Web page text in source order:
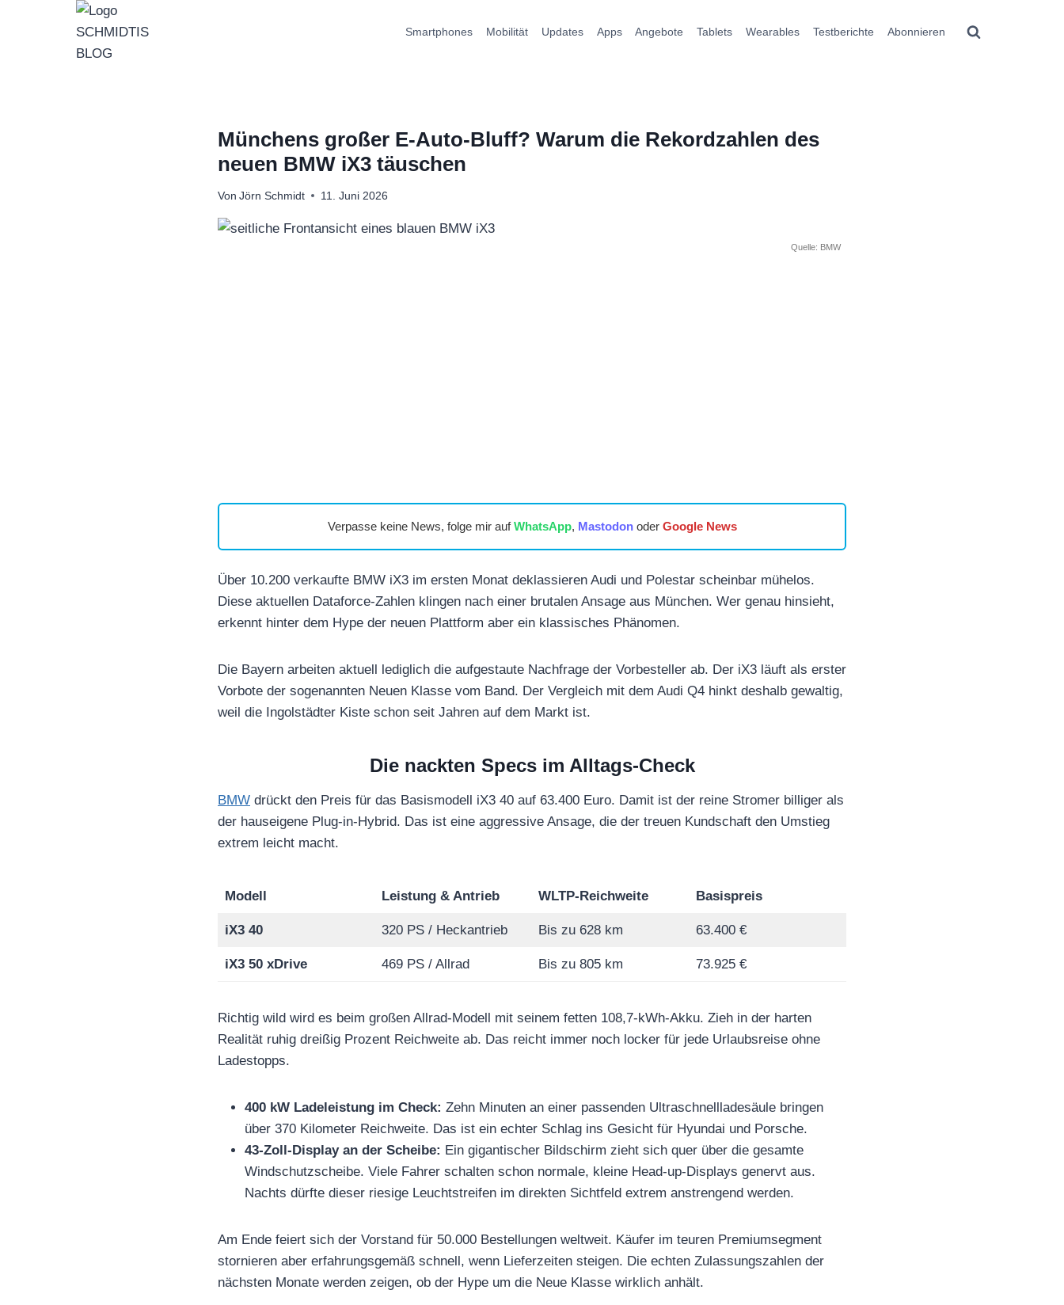
Smartphones Mobilität Updates Apps Angebote Tablets Wearables Testberichte Abonnieren
Münchens großer E-Auto-Bluff? Warum die Rekordzahlen des
neuen BMW iX3 täuschen
Von Jörn Schmidt 11. Juni 2026
Quelle: BMW
Verpasse keine News, folge mir aufWhatsApp, Mastodonoder Google News
Über 10.200 verkaufte BMW iX3 im ersten Monat deklassieren Audi und Polestar scheinbar mühelos.
Diese aktuellen Dataforce-Zahlen klingen nach einer brutalen Ansage aus München. Wer genau hinsieht,
erkennt hinter dem Hype der neuen Plattform aber ein klassisches Phänomen.
Die Bayern arbeiten aktuell lediglich die aufgestaute Nachfrage der Vorbesteller ab. Der iX3 läuft als erster
Vorbote der sogenannten Neuen Klasse vom Band. Der Vergleich mit dem Audi Q4 hinkt deshalb gewaltig,
weil die Ingolstädter Kiste schon seit Jahren auf dem Markt ist.
Die nackten Specs im Alltags-Check
BMW drückt den Preis für das Basismodell iX3 40 auf 63.400 Euro. Damit ist der reine Stromer billiger als
der hauseigene Plug-in-Hybrid. Das ist eine aggressive Ansage, die der treuen Kundschaft den Umstieg
extrem leicht macht.
Modell Leistung & Antrieb WLTP-Reichweite Basispreis
iX3 40 320 PS / Heckantrieb Bis zu 628 km 63.400 €
iX3 50 xDrive 469 PS / Allrad Bis zu 805 km 73.925 €
Richtig wild wird es beim großen Allrad-Modell mit seinem fetten 108,7-kWh-Akku. Zieh in der harten
Realität ruhig dreißig Prozent Reichweite ab. Das reicht immer noch locker für jede Urlaubsreise ohne
Ladestopps.
400 kW Ladeleistung im Check: Zehn Minuten an einer passenden Ultraschnellladesäule bringen
über 370 Kilometer Reichweite. Das ist ein echter Schlag ins Gesicht für Hyundai und Porsche.
43-Zoll-Display an der Scheibe: Ein gigantischer Bildschirm zieht sich quer über die gesamte
Windschutzscheibe. Viele Fahrer schalten schon normale, kleine Head-up-Displays genervt aus.
Nachts dürfte dieser riesige Leuchtstreifen im direkten Sichtfeld extrem anstrengend werden.
Am Ende feiert sich der Vorstand für 50.000 Bestellungen weltweit. Käufer im teuren Premiumsegment
stornieren aber erfahrungsgemäß schnell, wenn Lieferzeiten steigen. Die echten Zulassungszahlen der
nächsten Monate werden zeigen, ob der Hype um die Neue Klasse wirklich anhält.